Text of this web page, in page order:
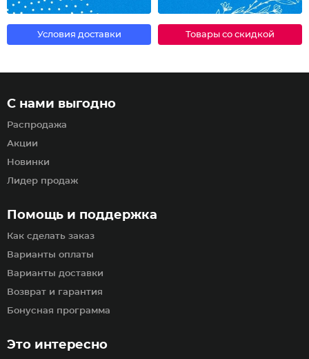
Условия доставки Товары со скидкой
Помощь и поддержка
Как сделать заказ
Варианты оплаты
Варианты доставки
Возврат и гарантия
Бонусная программа
С нами выгодно
Распродажа
Акции
Новинки
Лидер продаж
Это интересно